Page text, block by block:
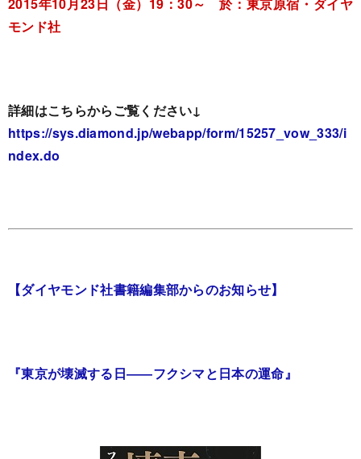
モンド社
詳細はこちらからご覧ください↓
https://sys.diamond.jp/webapp/form/15257_vow_333/i
ndex.do
【ダイヤモンド社書籍編集部からのお知らせ】
『東京が壊滅する日――フクシマと日本の運命』